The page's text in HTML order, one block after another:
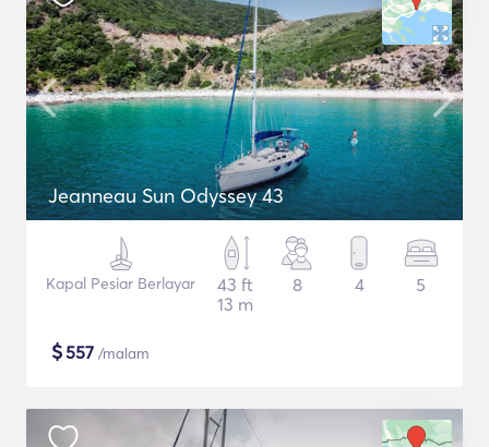
Jeanneau Sun Odyssey 43
Kapal Pesiar Berlayar
43 ft
13 m
8 4 5
$557 /malam